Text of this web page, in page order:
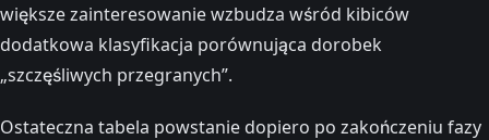
większe zainteresowanie wzbudza wśród kibiców
dodatkowa klasyfikacja porównująca dorobek
„szczęśliwych przegranych”.
Ostateczna tabela powstanie dopiero po zakończeniu fazy